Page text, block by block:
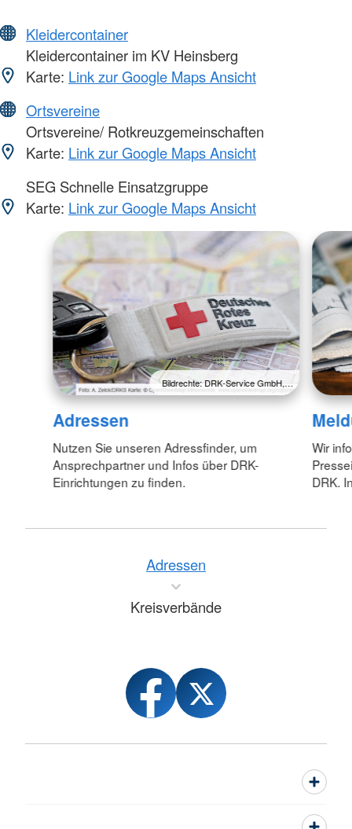
Kleidercontainer
Kleidercontainer im KV Heinsberg
Karte: Link zur Google Maps Ansicht
Ortsvereine
Ortsvereine/ Rotkreuzgemeinschaften
Karte: Link zur Google Maps Ansicht
SEG Schnelle Einsatzgruppe
Karte: Link zur Google Maps Ansicht
Bildrechte: DRK-Service GmbH,…
Adressen
Nutzen Sie unseren Adressfinder, um
Ansprechpartner und Infos über DRK-
Einrichtungen zu finden.
Wir
DRK.
Adressen
Kreisverbände